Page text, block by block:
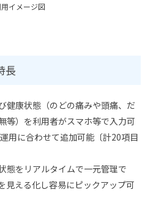
用イメージ図
長
健康状態（のどの痛みや頭痛、だ
等）を利用者がスマホ等で入力可
用に合わせて追加可能〔計20項目
態をリアルタイムで一元管理で
見える化し容易にピックアップ可